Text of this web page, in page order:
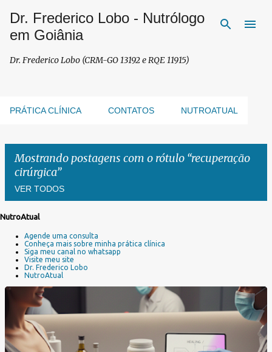
Pular para o conteúdo principal
Dr. Frederico Lobo - Nutrólogo
em Goiânia
Dr. Frederico Lobo (CRM-GO 13192 e RQE 11915)
PRÁTICA CLÍNICA CONTATOS NUTROATUAL
Mostrando postagens com o rótulo recuperação
cirúrgica
VER TODOS
g
NutroAtual
Agende uma consulta
Conheça mais sobre minha prática clínica
Siga meu canal no whatsapp
Visite meu site
Dr. Frederico Lobo
NutroAtual